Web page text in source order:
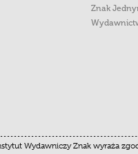
Znak
Wydawniczy Znak wyraża